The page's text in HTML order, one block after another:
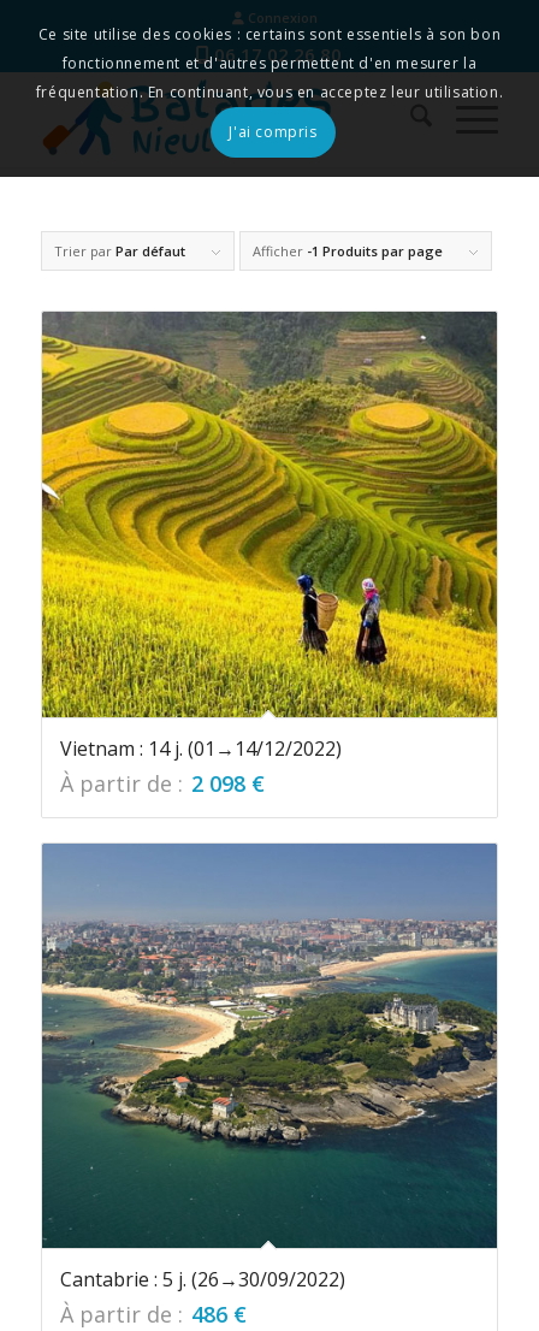
Connexion
06 17 02 26 80
Trier par Par défaut Afficher -1 Produits par page
Vietnam : 14 j. (01→14/12/2022)
À partir de : 2 098 €
Cantabrie : 5 j. (26→30/09/2022)
À partir de : 486 €
Ce site utilise des cookies : certains sont essentiels à son bon
fonctionnement et d'autres permettent d'en mesurer la
fréquentation. En continuant, vous en acceptez leur utilisation.
J'ai compris